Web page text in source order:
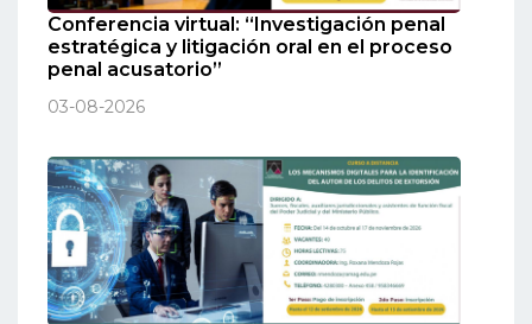
Conferencia virtual: “Investigación penal
estratégica y litigación oral en el proceso
penal acusatorio”
03-08-2026